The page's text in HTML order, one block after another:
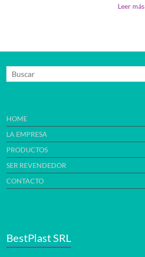
Leer más
HOME
LA EMPRESA
PRODUCTOS
SER REVENDEDOR
CONTACTO
BestPlast SRL